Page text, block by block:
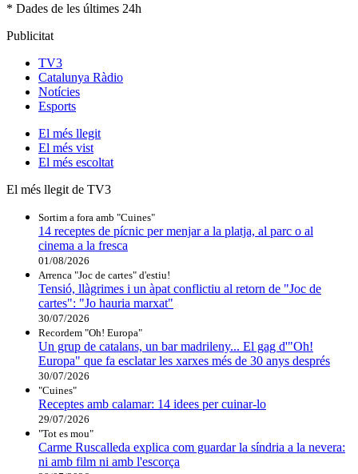
* Dades de les últimes 24h
Publicitat
TV3
Catalunya Ràdio
Notícies
Esports
El més llegit
El més vist
El més escoltat
El més llegit de TV3
Sortim a fora amb "Cuines"
14 receptes de pícnic per menjar a la platja, al parc o al
cinema a la fresca
01/08/2026
Arrenca "Joc de cartes" d'estiu!
Tensió, llàgrimes i un àpat conflictiu al retorn de "Joc de
cartes": "Jo hauria marxat"
30/07/2026
Recordem "Oh! Europa"
Un grup de catalans, un bar madrileny... El gag d'"Oh!
Europa" que fa esclatar les xarxes més de 30 anys després
30/07/2026
"Cuines"
Receptes amb calamar: 14 idees per cuinar-lo
29/07/2026
"Tot es mou"
Carme Ruscalleda explica com guardar la síndria a la nevera:
ni amb film ni amb l'escorça